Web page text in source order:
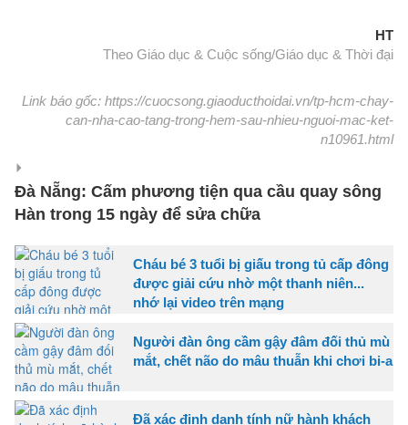
HT
Theo Giáo dục & Cuộc sống/Giáo dục & Thời đại
Link báo gốc: https://cuocsong.giaoducthoidai.vn/tp-hcm-chay-
can-nha-cao-tang-trong-hem-sau-nhieu-nguoi-mac-ket-
n10961.html
Đà Nẵng: Cấm phương tiện qua cầu quay sông
Hàn trong 15 ngày để sửa chữa
Cháu bé 3 tuổi bị giấu trong tủ cấp đông
được giải cứu nhờ một thanh niên...
nhớ lại video trên mạng
Người đàn ông cầm gậy đâm đối thủ mù
mắt, chết não do mâu thuẫn khi chơi bi-a
Đã xác định danh tính nữ hành khách